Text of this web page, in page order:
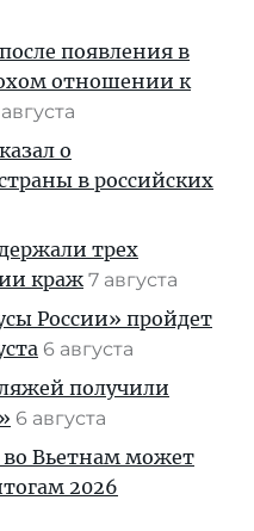
появления в
отношении к
о
в российских
трех
краж 7 августа
России» пройдет
6 августа
получили
6 августа
во Вьетнам может
2026